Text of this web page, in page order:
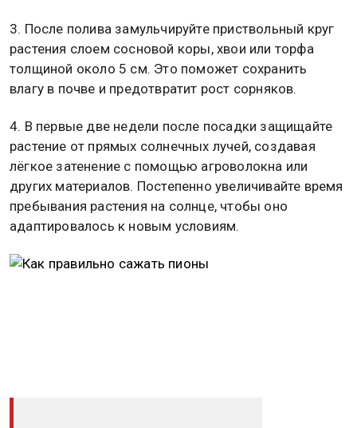
3. После полива замульчируйте приствольный круг
растения слоем сосновой коры, хвои или торфа
толщиной около 5 см. Это поможет сохранить
влагу в почве и предотвратит рост сорняков.
4. В первые две недели после посадки защищайте
растение от прямых солнечных лучей, создавая
лёгкое затенение с помощью агроволокна или
других материалов. Постепенно увеличивайте время
пребывания растения на солнце, чтобы оно
адаптировалось к новым условиям.